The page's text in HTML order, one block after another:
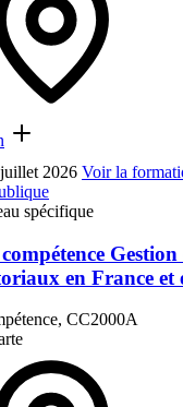
2026 Voir la
spécifique
Gestion
en France et
CC2000A